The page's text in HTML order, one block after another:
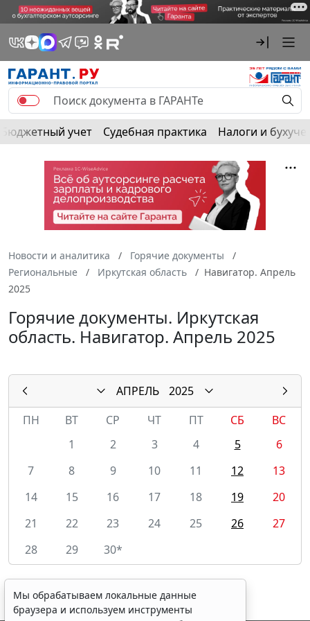
Бюджетный учет Судебная практика Налоги и
Новости и аналитика
Горячие документы
Региональные
Иркутская область
Навигатор. Апрель
2025
Горячие документы. Иркутская
область. Навигатор. Апрель 2025
АПРЕЛЬ
2025
ПН
ВТ СР ЧТ ПТ СБ
ВС
1
2 3 4 5
6
7
8 9 10 11 12
13
14
15 16 17 18 19
20
21
22 23 24 25 26
27
28
29 30*
Мы обрабатываем локальные данные
браузера и используем инструменты